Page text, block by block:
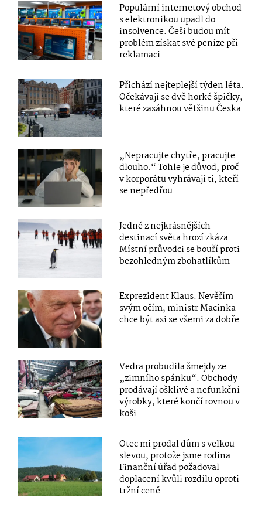
Populární internetový obchod
s elektronikou upadl do
insolvence. Češi budou mít
problém získat své peníze při
reklamaci
Přichází nejteplejší týden léta:
Očekávají se dvě horké špičky,
které zasáhnou většinu Česka
„Nepracujte chytře, pracujte
dlouho.“ Tohle je důvod, proč
v korporátu vyhrávají ti, kteří
se nepředřou
Jedné z nejkrásnějších
destinací světa hrozí zkáza.
Místní průvodci se bouří proti
bezohledným zbohatlíkům
Exprezident Klaus: Nevěřím
svým očím, ministr Macinka
chce být asi se všemi za dobře
Vedra probudila šmejdy ze
„zimního spánku“. Obchody
prodávají ošklivé a nefunkční
výrobky, které končí rovnou v
koši
Otec mi prodal dům s velkou
slevou, protože jsme rodina.
Finanční úřad požadoval
doplacení kvůli rozdílu oproti
tržní ceně